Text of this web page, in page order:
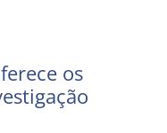
os